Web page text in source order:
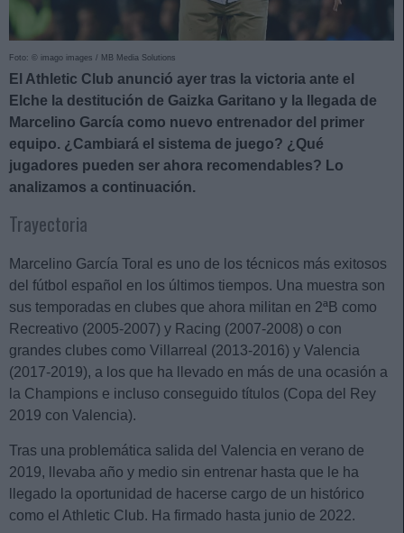
Foto: © imago images / MB Media Solutions
El Athletic Club anunció ayer tras la victoria ante el
Elche la destitución de Gaizka Garitano y la llegada de
Marcelino García como nuevo entrenador del primer
equipo. ¿Cambiará el sistema de juego? ¿Qué
jugadores pueden ser ahora recomendables? Lo
analizamos a continuación.
Trayectoria
Marcelino García Toral es uno de los técnicos más exitosos
del fútbol español en los últimos tiempos. Una muestra son
sus temporadas en clubes que ahora militan en 2ªB como
Recreativo (2005-2007) y Racing (2007-2008) o con
grandes clubes como Villarreal (2013-2016) y Valencia
(2017-2019), a los que ha llevado en más de una ocasión a
la Champions e incluso conseguido títulos (Copa del Rey
2019 con Valencia).
Tras una problemática salida del Valencia en verano de
2019, llevaba año y medio sin entrenar hasta que le ha
llegado la oportunidad de hacerse cargo de un histórico
como el Athletic Club. Ha firmado hasta junio de 2022.